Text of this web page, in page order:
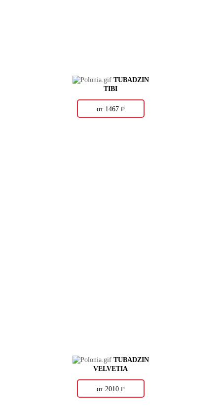
TUBADZIN
TIBI
от 1467 о
TUBADZIN
VELVETIA
от 2010 о